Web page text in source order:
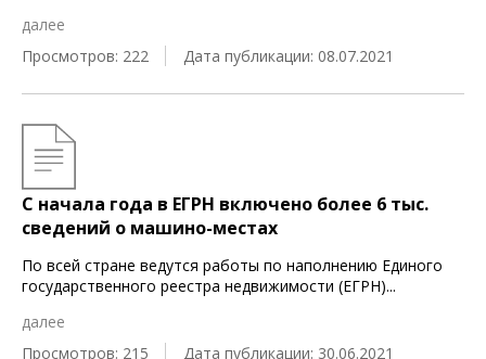
далее
Просмотров: 222
Дата публикации: 08.07.2021
С начала года в ЕГРН включено более 6 тыс.
сведений о машино-местах
По всей стране ведутся работы по наполнению Единого
государственного реестра недвижимости (ЕГРН)...
далее
Просмотров: 215
Дата публикации: 30.06.2021